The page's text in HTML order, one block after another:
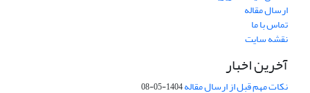
ارسال مقاله
تماس با ما
نقشه سایت
آخرین اخبار
نکات مهم قبل از ارسال مقاله1404-05-08